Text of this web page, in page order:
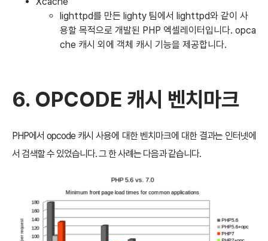
lighttpd를 만든 lighty 팀에서 lighttpd와 같이 사
용할 목적으로 개발된 PHP 엑셀레이터입니다. opca
che 캐시 외에 객체 캐시 기능을 제공합니다.
6. OPCODE 캐시 벤치마크
PHP에서 opcode 캐시 사용에 대한 벤치마크에 대한 결과는 인터넷에
서 검색할 수 있었습니다. 그 한 사례는 다음과 같습니다.